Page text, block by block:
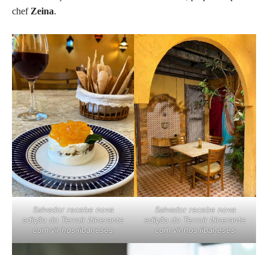
chef Zeina.
Salvador recebe nova
edição do Terroir Itinerante
com vinhos libaneses
Salvador recebe nova
edição do Terroir Itinerante
com vinhos libaneses